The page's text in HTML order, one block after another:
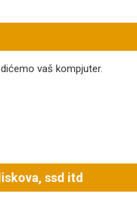
vaš kompjuter.
ssd itd